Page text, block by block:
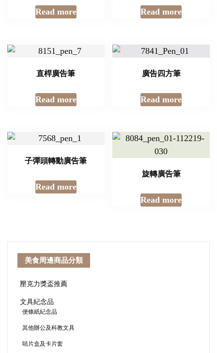
Read more Read more
直桿廣告筆
Read more
廣告四方筆
Read more
子彈頭轉動廣告筆
Read more
旋轉廣告筆
Read more
美食周邊商品分類
壓克力獎盃推薦
文具紀念品
便條紙紀念品
其他辦公及科教文具
咭片盒及卡片套